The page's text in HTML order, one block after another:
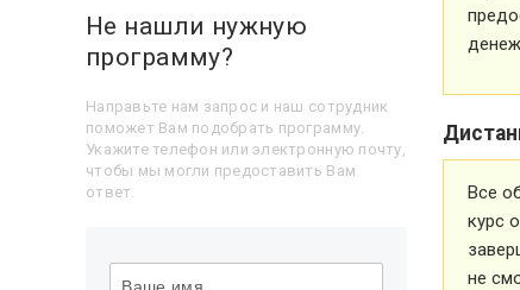
Все
курс
не
Не нашли нужную
программу?
Направьте нам запрос и наш сотрудник
поможет Вам подобрать программу.
Укажите телефон или электронную почту,
чтобы мы могли предоставить Вам
ответ.